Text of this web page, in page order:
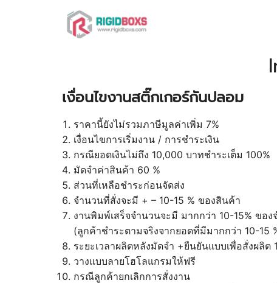
for:
เงื่อนไขงานสติ๊กเกอร์กันปลอม
ราคานี้ยังไม่รวมภาษีมูลค่าเพิ่ม 7%
เงื่อนไขการเริ่มงาน / การชำระเงิน
กรณียอดเงินไม่ถึง 10,000 บาทชำระเต็ม 100%
มัดจำค่าสินค้า 60 %
ส่วนที่เหลือชำระก่อนจัดส่ง
จำนวนที่สั่งจะมี + – 10-15 % ของสินค้า
งานพิมพ์เสร็จจำนวนจะมี มากกว่า 10-15% ของ
(ลูกค้าชำระตามจริงจากยอดที่มีมากกว่า 10-15
ระยะเวลาผลิตหลังมัดจำ +ยืนยันแบบเพื่อสั่งผลิต
วางแบบลายโฮโลแกรมให้ฟรี
กรณีลูกค้ายกเลิกการสั่งงาน